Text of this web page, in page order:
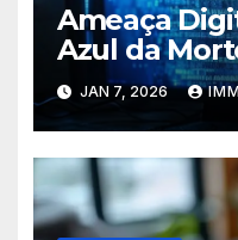
Ameaça
Azul da
Usuários do
Espalha
JAN 7, 2026